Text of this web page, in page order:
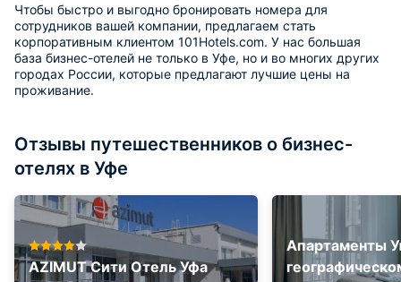
Чтобы быстро и выгодно бронировать номера для
сотрудников вашей компании, предлагаем стать
корпоративным клиентом 101Hotels.com. У нас большая
база бизнес-отелей не только в Уфе, но и во многих других
городах России, которые предлагают лучшие цены на
проживание.
Отзывы путешественников о бизнес-
отелях в Уфе
AZIMUT Сити Отель Уфа
Апартаменты